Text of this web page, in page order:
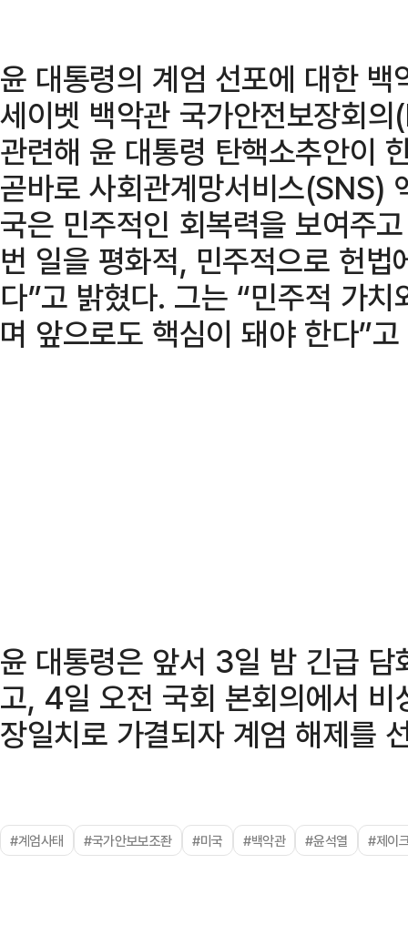
윤 대통령의 계엄 선포에 대한
세이벳 백악관 국가안전보장회
관련해 윤 대통령 탄핵소추안이
곧바로 사회관계망서비스(SNS)
국은 민주적인 회복력을 보여주
번 일을 평화적, 민주적으로 헌
다”고 밝혔다. 그는 “민주적 가
며 앞으로도 핵심이 돼야 한다”
윤 대통령은 앞서 3일 밤 긴급
고, 4일 오전 국회 본회의에서
장일치로 가결되자 계엄 해제를
#계엄사태 #국가안보보조좐 #미국 #백악관 #윤석열 #제이